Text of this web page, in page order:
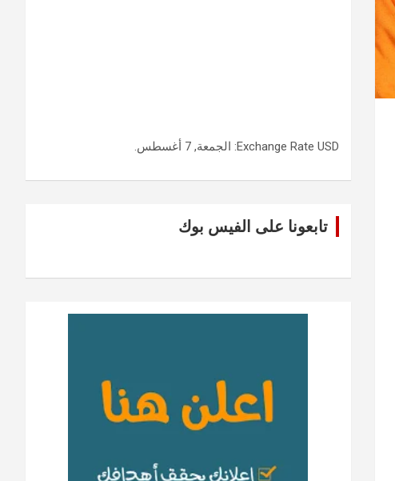
Exchange Rate USD : الجمعة, 7 أغسطس.
تابعونا على الفيس بوك